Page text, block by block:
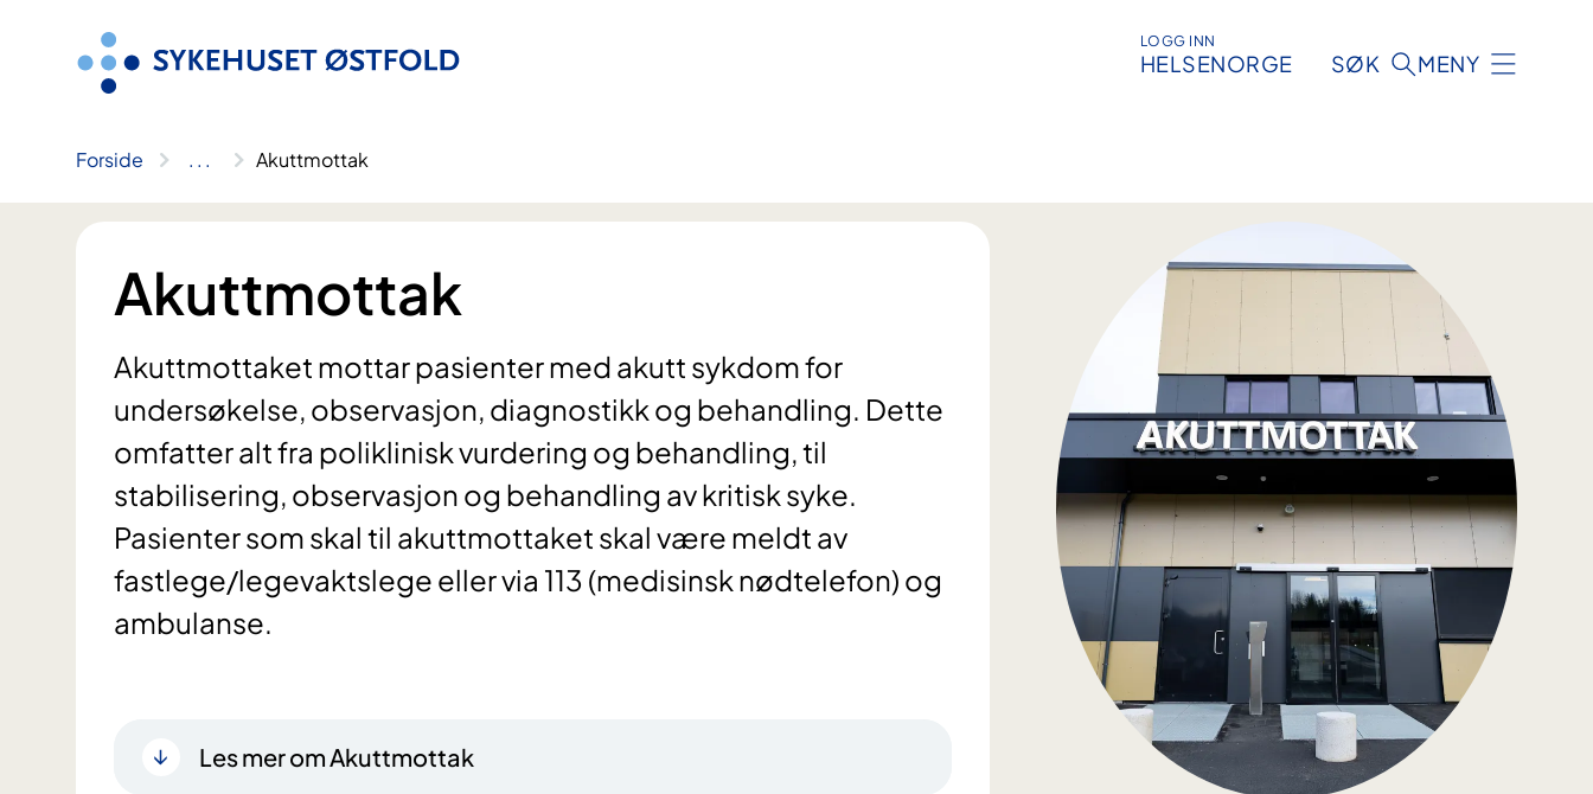
LOGG INN
HELSENORGE SØK MENY
Forside .. . Akuttmottak
Akuttmottak
Akuttmottaket mottar pasienter med akutt sykdom for
undersøkelse, observasjon, diagnostikk og behandling. Dette
omfatter alt fra poliklinisk vurdering og behandling, til
stabilisering, observasjon og behandling av kritisk syke.
Pasienter som skal til akuttmottaket skal være meldt av
fastlege/legevaktslege eller via 113 (medisinsk nødtelefon) og
Les mer om Akuttmottak